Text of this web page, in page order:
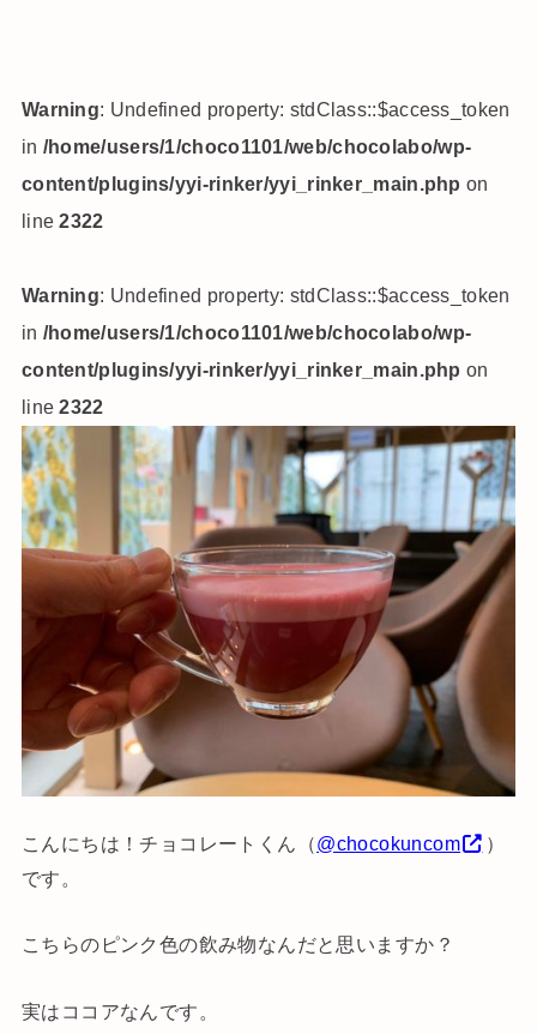
Warning: Undefined property: stdClass::$access_token
in /home/users/1/choco1101/web/chocolabo/wp-
content/plugins/yyi-rinker/yyi_rinker_main.php on
line2322
Warning: Undefined property: stdClass::$access_token
in /home/users/1/choco1101/web/chocolabo/wp-
content/plugins/yyi-rinker/yyi_rinker_main.php on
line2322
こんにちは！チョコレートくん（@chocokuncom
）
です。
こちらのピンク色の飲み物なんだと思いますか？
実はココアなんです。